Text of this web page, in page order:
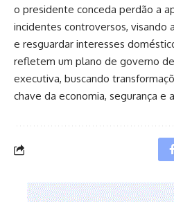
o presidente conceda perdão a
incidentes controversos, visando
e resguardar interesses
refletem um plano de governo
executiva, buscando
chave da economia, segurança e